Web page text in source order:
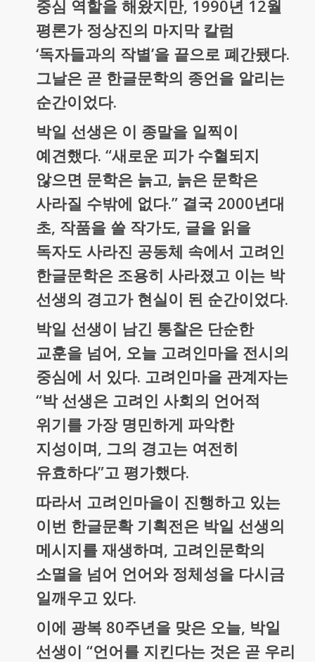
중심 역할을 해왔지만, 1990년 12월
평론가 정상진의 마지막 칼럼
‘독자들과의 작별’을 끝으로 폐간됐다.
그날은 곧 한글문학의 종언을 알리는
순간이었다.
박일 선생은 이 종말을 일찍이
예견했다. “새로운 피가 수혈되지
않으면 문학은 늙고, 늙은 문학은
사라질 수밖에 없다.” 결국 2000년대
초, 작품을 쓸 작가도, 글을 읽을
독자도 사라진 공동체 속에서 고려인
한글문학은 조용히 사라졌고 이는 박
선생의 경고가 현실이 된 순간이었다.
박일 선생이 남긴 통찰은 단순한
교훈을 넘어, 오늘 고려인마을 전시의
중심에 서 있다. 고려인마을 관계자는
“박 선생은 고려인 사회의 언어적
위기를 가장 명민하게 파악한
지성이며, 그의 경고는 여전히
유효하다”고 평가했다.
따라서 고려인마을이 진행하고 있는
이번 한글문확 기획전은 박일 선생의
메시지를 재생하며, 고려인문학의
소멸을 넘어 언어와 정체성을 다시금
일깨우고 있다.
이에 광복 80주년을 맞은 오늘, 박일
선생이 “언어를 지킨다는 것은 곧 우리